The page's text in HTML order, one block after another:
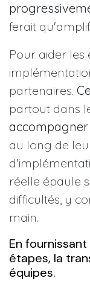
ferait
Pour aider les
partenaires.
partout dans
au long de
réelle épaule
difficultés, y
main.
En
étapes, la
équipes.